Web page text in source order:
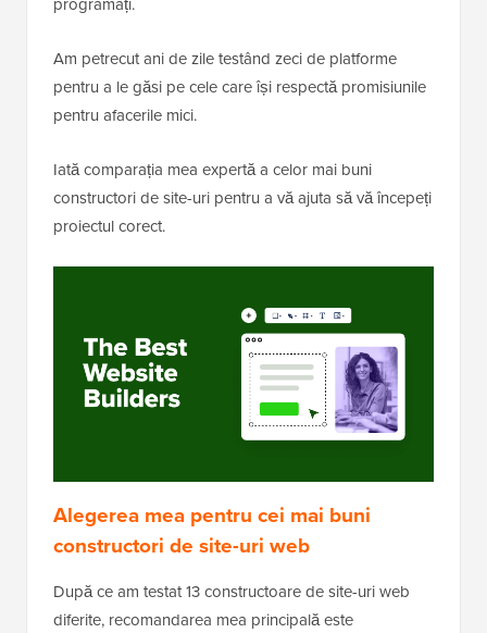
Am petrecut ani de zile testând zeci de platforme
pentru a le găsi pe cele care își respectă promisiunile
pentru afacerile mici.
Iată comparația mea expertă a celor mai buni
constructori de site-uri pentru a vă ajuta să vă începeți
proiectul corect.
Alegerea mea pentru cei mai buni
constructori de site-uri web
După ce am testat 13 constructoare de site-uri web
diferite, recomandarea mea principală este